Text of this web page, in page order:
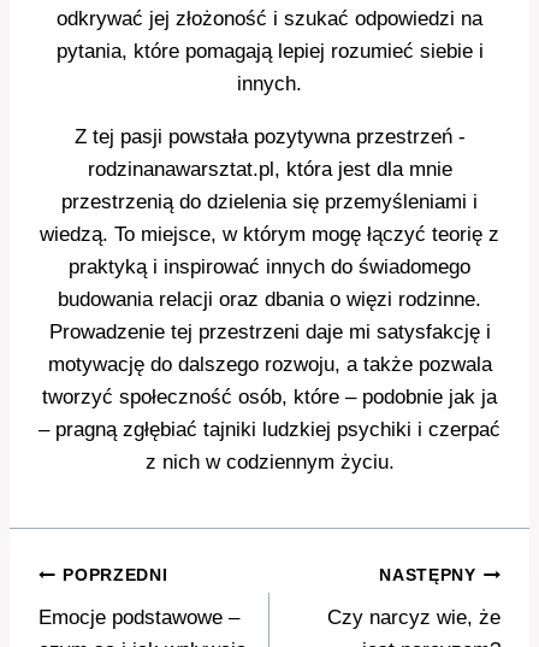
odkrywać jej złożoność i szukać odpowiedzi na
pytania, które pomagają lepiej rozumieć siebie i
innych.
Z tej pasji powstała pozytywna przestrzeń -
rodzinanawarsztat.pl, która jest dla mnie
przestrzenią do dzielenia się przemyśleniami i
wiedzą. To miejsce, w którym mogę łączyć teorię z
praktyką i inspirować innych do świadomego
budowania relacji oraz dbania o więzi rodzinne.
Prowadzenie tej przestrzeni daje mi satysfakcję i
motywację do dalszego rozwoju, a także pozwala
tworzyć społeczność osób, które – podobnie jak ja
– pragną zgłębiać tajniki ludzkiej psychiki i czerpać
z nich w codziennym życiu.
Nawigacja
wpisu
POPRZEDNI
Emocje podstawowe –
NASTĘPNY
Czy narcyz wie, że